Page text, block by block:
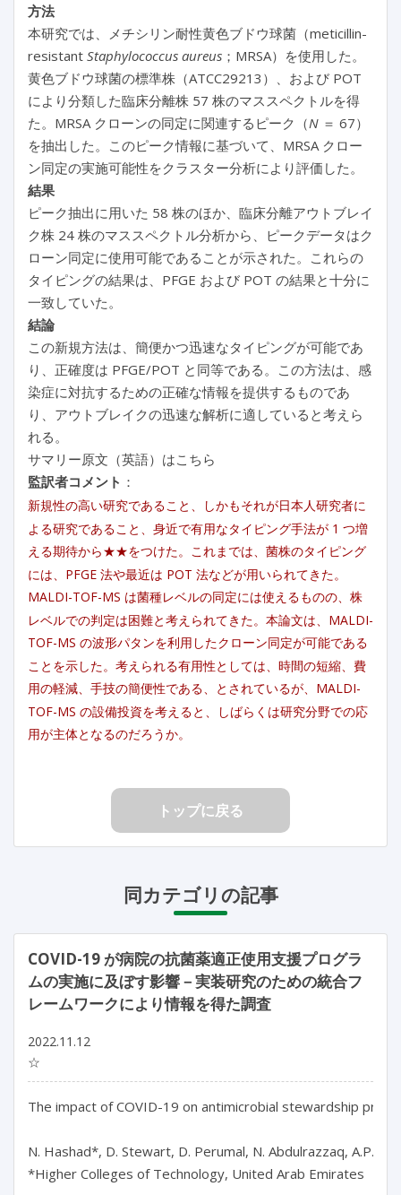
方法
本研究では、メチシリン耐性黄色ブドウ球菌（meticillin-
resistant Staphylococcus aureus ；MRSA）を使用した。
黄色ブドウ球菌の標準株（ATCC29213）、および POT
により分類した臨床分離株 57 株のマススペクトルを得
た。MRSA クローンの同定に関連するピーク（N ＝ 67）
を抽出した。このピーク情報に基づいて、MRSA クロー
ン同定の実施可能性をクラスター分析により評価した。
結果
ピーク抽出に用いた 58 株のほか、臨床分離アウトブレイ
ク株 24 株のマススペクトル分析から、ピークデータはク
ローン同定に使用可能であることが示された。これらの
タイピングの結果は、PFGE および POT の結果と十分に
一致していた。
結論
この新規方法は、簡便かつ迅速なタイピングが可能であ
り、正確度は PFGE/POT と同等である。この方法は、感
染症に対抗するための正確な情報を提供するものであ
り、アウトブレイクの迅速な解析に適していると考えら
れる。
サマリー原文（英語）はこちら
監訳者コメント ：
新規性の高い研究であること、しかもそれが日本人研究者に
よる研究であること、身近で有用なタイピング手法が 1 つ増
える期待から★★をつけた。これまでは、菌株のタイピング
には、PFGE 法や最近は POT 法などが用いられてきた。
MALDI-TOF-MS は菌種レベルの同定には使えるものの、株
レベルでの判定は困難と考えられてきた。本論文は、MALDI-
TOF-MS の波形パタンを利用したクローン同定が可能である
ことを示した。考えられる有用性としては、時間の短縮、費
用の軽減、手技の簡便性である、とされているが、MALDI-
TOF-MS の設備投資を考えると、しばらくは研究分野での応
用が主体となるのだろうか。
トップに戻る
同カテゴリの記事
COVID-19 が病院の抗菌薬適正使用支援プログラ
ムの実施に及ぼす影響－実装研究のための統合フ
レームワークにより情報を得た調査
2022.11.12
☆
The impact of COVID-19 on antimicrobial stewardship
N. Hashad*, D. Stewart, D. Perumal, N. Abdulrazzaq, A.P.
*Higher Colleges of Technology, United Arab Emirates